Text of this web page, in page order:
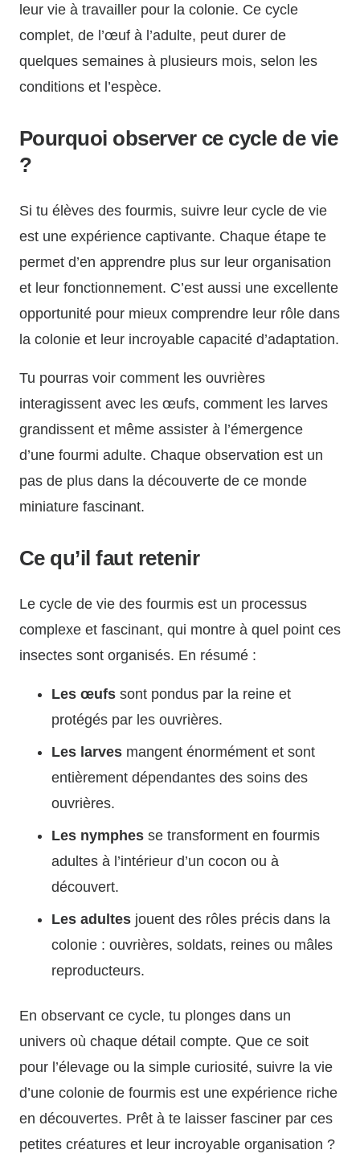
leur vie à travailler pour la colonie. Ce cycle
complet, de l’œuf à l’adulte, peut durer de
quelques semaines à plusieurs mois, selon les
conditions et l’espèce.
Pourquoi observer ce cycle de vie
?
Si tu élèves des fourmis, suivre leur cycle de vie
est une expérience captivante. Chaque étape te
permet d’en apprendre plus sur leur organisation
et leur fonctionnement. C’est aussi une excellente
opportunité pour mieux comprendre leur rôle dans
la colonie et leur incroyable capacité d’adaptation.
Tu pourras voir comment les ouvrières
interagissent avec les œufs, comment les larves
grandissent et même assister à l’émergence
d’une fourmi adulte. Chaque observation est un
pas de plus dans la découverte de ce monde
miniature fascinant.
Ce qu’il faut retenir
Le cycle de vie des fourmis est un processus
complexe et fascinant, qui montre à quel point ces
insectes sont organisés. En résumé :
Les œufs sont pondus par la reine et
protégés par les ouvrières.
Les larves mangent énormément et sont
entièrement dépendantes des soins des
ouvrières.
Les nymphes se transforment en fourmis
adultes à l’intérieur d’un cocon ou à
découvert.
Les adultes jouent des rôles précis dans la
colonie : ouvrières, soldats, reines ou mâles
reproducteurs.
En observant ce cycle, tu plonges dans un
univers où chaque détail compte. Que ce soit
pour l’élevage ou la simple curiosité, suivre la vie
d’une colonie de fourmis est une expérience riche
en découvertes. Prêt à te laisser fasciner par ces
petites créatures et leur incroyable organisation ?